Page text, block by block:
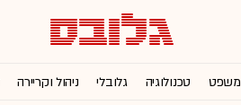
משפט טכנולוגיה גלובלי ניהול וקריירה